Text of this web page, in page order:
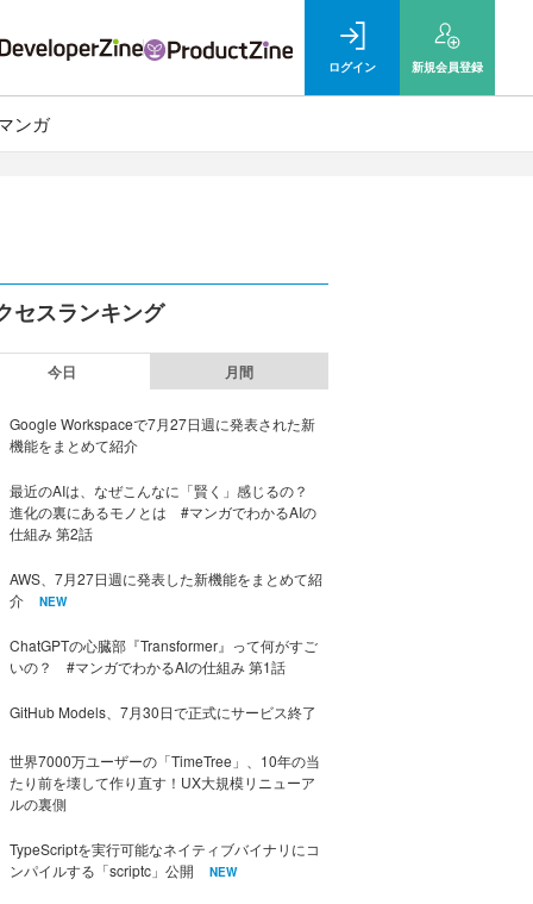
ログイン 新規会員登録
ンガ
セスランキング
今日 月間
Google Workspaceで7月27日週に発表された新
機能をまとめて紹介
最近のAIは、なぜこんなに「賢く」感じるの？
進化の裏にあるモノとは #マンガでわかるAIの
仕組み 第2話
AWS、7月27日週に発表した新機能をまとめて紹
介
NEW
ChatGPTの心臓部『Transformer』って何がすご
いの？ #マンガでわかるAIの仕組み 第1話
GitHub Models、7月30日で正式にサービス終了
世界7000万ユーザーの「TimeTree」、10年の当
たり前を壊して作り直す！UX大規模リニューア
ルの裏側
TypeScriptを実行可能なネイティブバイナリにコ
ンパイルする「scriptc」公開
NEW